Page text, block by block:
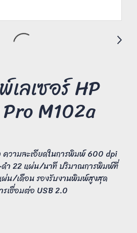
ลเซอร์ HP
M102a
ความละเอียดในการพิมพ์ 600 dpi
ดำ 22 แผ่น/นาที ปริมาณการพิมพ์ที่
น/เดือน รองรับงานพิมพ์สูงสุด
เชื่อมต่อ USB 2.0